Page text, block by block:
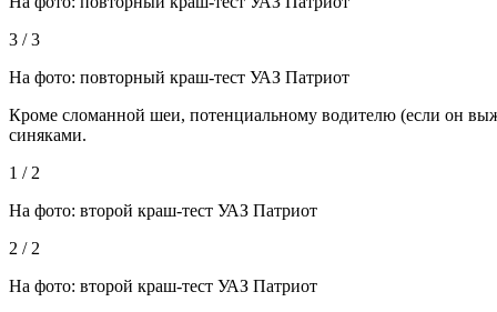
3 / 3
На фото: повторный краш-тест УАЗ Патриот
Кроме сломанной шеи, потенциальному водителю (если он
синяками.
1 / 2
На фото: второй краш-тест УАЗ Патриот
2 / 2
На фото: второй краш-тест УАЗ Патриот